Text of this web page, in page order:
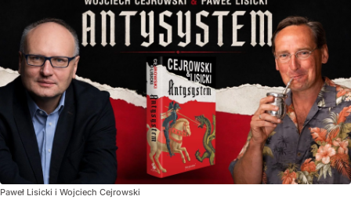
Paweł Lisicki i Wojciech Cejrowski